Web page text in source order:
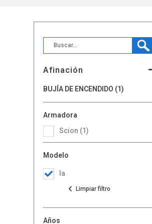
Afinación
BUJÍA DE ENCENDIDO (1)
Armadora
Scion (1)
Modelo
Ia
Años